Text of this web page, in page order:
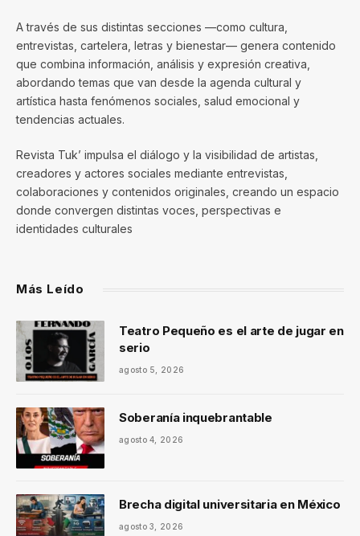
A través de sus distintas secciones —como cultura,
entrevistas, cartelera, letras y bienestar— genera contenido
que combina información, análisis y expresión creativa,
abordando temas que van desde la agenda cultural y
artística hasta fenómenos sociales, salud emocional y
tendencias actuales.
Revista Tuk’ impulsa el diálogo y la visibilidad de artistas,
creadores y actores sociales mediante entrevistas,
colaboraciones y contenidos originales, creando un espacio
donde convergen distintas voces, perspectivas e
identidades culturales
Más Leído
Teatro Pequeño es el arte de jugar en
serio
agosto 5, 2026
Soberanía inquebrantable
agosto 4, 2026
Brecha digital universitaria en México
agosto 3, 2026